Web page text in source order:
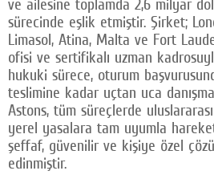
ve ailesine toplamda 2,6 milyar
sürecinde eşlik etmiştir. Şirket;
Limasol, Atina, Malta ve Fort
ofisi ve sertifikalı uzman
hukuki sürece, oturum
teslimine kadar uçtan uca
Astons, tüm süreçlerde
yerel yasalara tam uyumla
şeffaf, güvenilir ve kişiye özel
edinmiştir.